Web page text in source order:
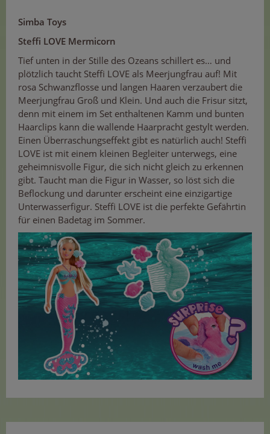
Simba Toys
Steffi LOVE Mermicorn
Tief unten in der Stille des Ozeans schillert es… und
plötzlich taucht Steffi LOVE als Meerjungfrau auf! Mit
rosa Schwanzflosse und langen Haaren verzaubert die
Meerjungfrau Groß und Klein. Und auch die Frisur sitzt,
denn mit einem im Set enthaltenen Kamm und bunten
Haarclips kann die wallende Haarpracht gestylt werden.
Einen Überraschungseffekt gibt es natürlich auch! Steffi
LOVE ist mit einem kleinen Begleiter unterwegs, eine
geheimnisvolle Figur, die sich nicht gleich zu erkennen
gibt. Taucht man die Figur in Wasser, so löst sich die
Beflockung und darunter erscheint eine einzigartige
Unterwasserfigur. Steffi LOVE ist die perfekte Gefährtin
für einen Badetag im Sommer.